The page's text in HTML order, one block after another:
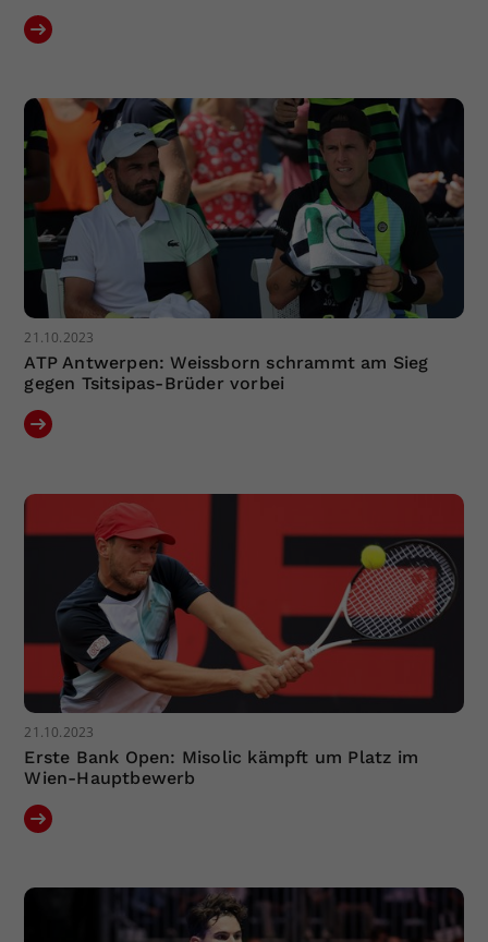
21.10.2023
ATP Antwerpen: Weissborn schrammt am Sieg
gegen Tsitsipas-Brüder vorbei
21.10.2023
Erste Bank Open: Misolic kämpft um Platz im
Wien-Hauptbewerb